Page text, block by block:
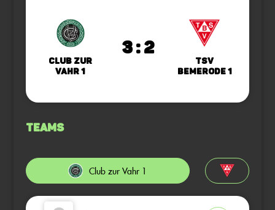
Club zur
Vahr 1
3 : 2
TSV
Bemerode 1
Teams
Club zur Vahr 1